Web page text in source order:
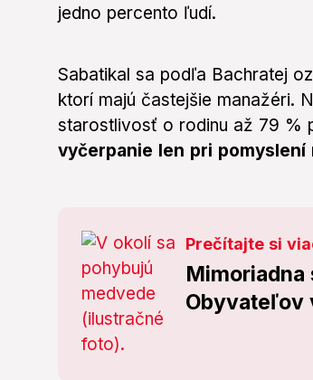
jedno percento ľudí.
Sabatikal sa podľa Bachratej
ktorí majú častejšie manažéri.
starostlivosť o rodinu až 79 %
vyčerpanie len pri
Prečítajte si
Mimoriadna
Obyvateľov